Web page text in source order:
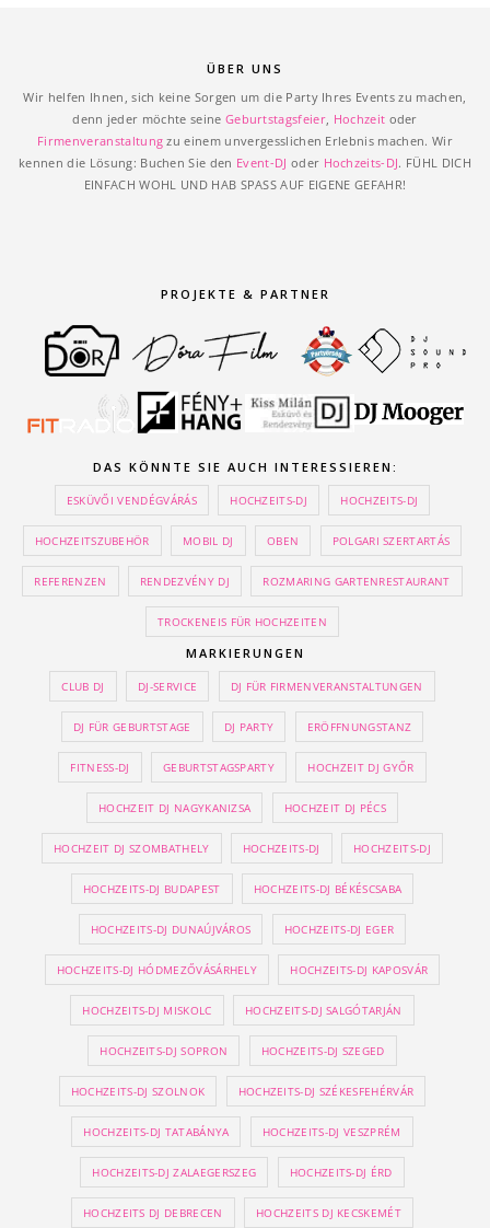
ÜBER UNS
Wir helfen Ihnen, sich keine Sorgen um die Party Ihres Events zu machen,
denn jeder möchte seine Geburtstagsfeier, Hochzeit oder
Firmenveranstaltung zu einem unvergesslichen Erlebnis machen. Wir
kennen die Lösung: Buchen Sie den Event-DJ oder Hochzeits-DJ. FÜHL DICH
EINFACH WOHL UND HAB SPASS AUF EIGENE GEFAHR!
PROJEKTE & PARTNER
DAS KÖNNTE SIE AUCH INTERESSIEREN:
ESKÜVŐI VENDÉGVÁRÁS HOCHZEITS-DJ HOCHZEITS-DJ
HOCHZEITSZUBEHÖR MOBIL DJ OBEN POLGARI SZERTARTÁS
REFERENZEN RENDEZVÉNY DJ ROZMARING GARTENRESTAURANT
TROCKENEIS FÜR HOCHZEITEN
MARKIERUNGEN
CLUB DJ DJ-SERVICE DJ FÜR FIRMENVERANSTALTUNGEN
DJ FÜR GEBURTSTAGE DJ PARTY ERÖFFNUNGSTANZ
FITNESS-DJ GEBURTSTAGSPARTY HOCHZEIT DJ GYŐR
HOCHZEIT DJ NAGYKANIZSA HOCHZEIT DJ PÉCS
HOCHZEIT DJ SZOMBATHELY HOCHZEITS-DJ HOCHZEITS-DJ
HOCHZEITS-DJ BUDAPEST HOCHZEITS-DJ BÉKÉSCSABA
HOCHZEITS-DJ DUNAÚJVÁROS HOCHZEITS-DJ EGER
HOCHZEITS-DJ HÓDMEZŐVÁSÁRHELY HOCHZEITS-DJ KAPOSVÁR
HOCHZEITS-DJ MISKOLC HOCHZEITS-DJ SALGÓTARJÁN
HOCHZEITS-DJ SOPRON HOCHZEITS-DJ SZEGED
HOCHZEITS-DJ SZOLNOK HOCHZEITS-DJ SZÉKESFEHÉRVÁR
HOCHZEITS-DJ TATABÁNYA HOCHZEITS-DJ VESZPRÉM
HOCHZEITS-DJ ZALAEGERSZEG HOCHZEITS-DJ ÉRD
HOCHZEITS DJ DEBRECEN HOCHZEITS DJ KECSKEMÉT